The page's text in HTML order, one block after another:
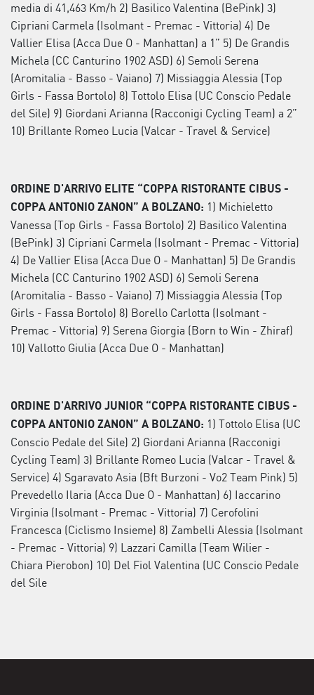
media di 41,463 Km/h 2) Basilico Valentina (BePink) 3)
Cipriani Carmela (Isolmant - Premac - Vittoria) 4) De
Vallier Elisa (Acca Due O - Manhattan) a 1” 5) De Grandis
Michela (CC Canturino 1902 ASD) 6) Semoli Serena
(Aromitalia - Basso - Vaiano) 7) Missiaggia Alessia (Top
Girls - Fassa Bortolo) 8) Tottolo Elisa (UC Conscio Pedale
del Sile) 9) Giordani Arianna (Racconigi Cycling Team) a 2”
10) Brillante Romeo Lucia (Valcar - Travel & Service)
ORDINE D'ARRIVO ELITE “COPPA RISTORANTE CIBUS -
COPPA ANTONIO ZANON” A BOLZANO: 1) Michieletto
Vanessa (Top Girls - Fassa Bortolo) 2) Basilico Valentina
(BePink) 3) Cipriani Carmela (Isolmant - Premac - Vittoria)
4) De Vallier Elisa (Acca Due O - Manhattan) 5) De Grandis
Michela (CC Canturino 1902 ASD) 6) Semoli Serena
(Aromitalia - Basso - Vaiano) 7) Missiaggia Alessia (Top
Girls - Fassa Bortolo) 8) Borello Carlotta (Isolmant -
Premac - Vittoria) 9) Serena Giorgia (Born to Win - Zhiraf)
10) Vallotto Giulia (Acca Due O - Manhattan)
ORDINE D'ARRIVO JUNIOR “COPPA RISTORANTE CIBUS -
COPPA ANTONIO ZANON” A BOLZANO: 1) Tottolo Elisa (UC
Conscio Pedale del Sile) 2) Giordani Arianna (Racconigi
Cycling Team) 3) Brillante Romeo Lucia (Valcar - Travel &
Service) 4) Sgaravato Asia (Bft Burzoni - Vo2 Team Pink) 5)
Prevedello Ilaria (Acca Due O - Manhattan) 6) Iaccarino
Virginia (Isolmant - Premac - Vittoria) 7) Cerofolini
Francesca (Ciclismo Insieme) 8) Zambelli Alessia (Isolmant
- Premac - Vittoria) 9) Lazzari Camilla (Team Wilier -
Chiara Pierobon) 10) Del Fiol Valentina (UC Conscio Pedale
del Sile